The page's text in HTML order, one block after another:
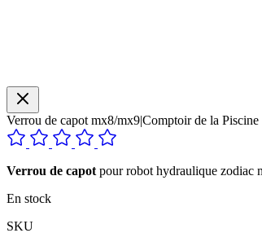
Verrou de capot mx8/mx9|Comptoir de la Piscine
Verrou de capot pour robot hydraulique zodiac
En stock
SKU